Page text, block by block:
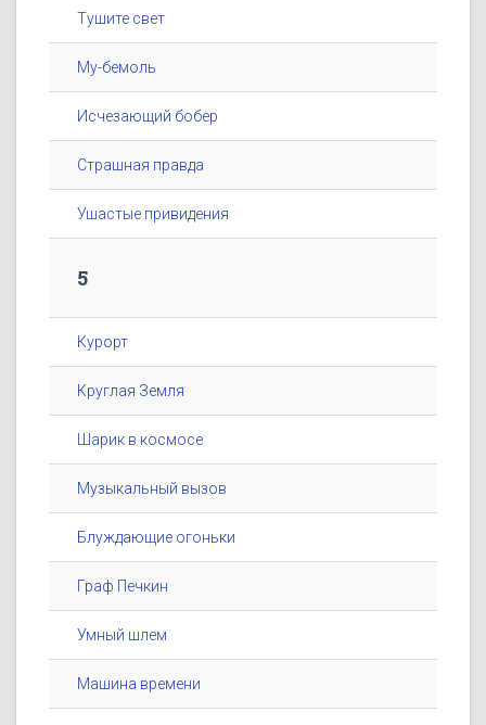
Тушите свет
Му-бемоль
Исчезающий бобер
Страшная правда
Ушастые привидения
5
Курорт
Круглая Земля
Шарик в космосе
Музыкальный вызов
Блуждающие огоньки
Граф Печкин
Умный шлем
Машина времени